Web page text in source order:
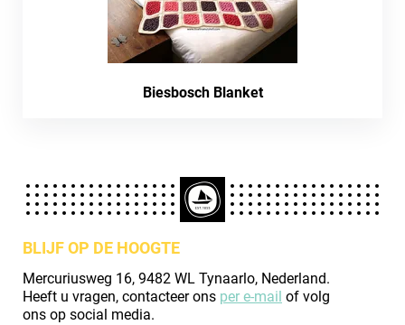
Biesbosch Blanket
BLIJF OP DE HOOGTE
Mercuriusweg 16, 9482 WL Tynaarlo, Nederland.
Heeft u vragen, contacteer ons per e-mail of volg
ons op social media.